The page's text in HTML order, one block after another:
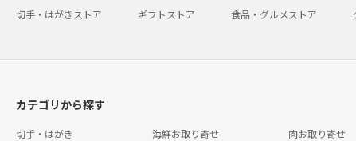
切手・はがきストア ギフトストア 食品・グルメストア
カテゴリから探す
切手・はがき 海鮮お取り寄せ 肉お取り寄せ